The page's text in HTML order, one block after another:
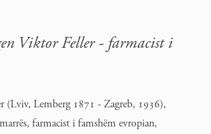
Viktor Feller - farmacist i
(Lviv, Lemberg 1871 - Zagreb, 1936),
farmacist i famshëm evropian,